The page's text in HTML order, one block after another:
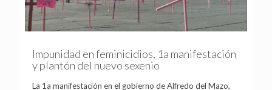
Impunidad en feminicidios, 1a manifestación
y plantón del nuevo sexenio
La 1a manifestación en el gobierno de Alfredo del Mazo,